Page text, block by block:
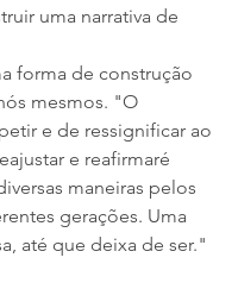
uma narrativa de
forma de construção
mesmos. "O
e de ressignificar ao
e reafirmaré
maneiras pelos
gerações. Uma
até que deixa de ser."